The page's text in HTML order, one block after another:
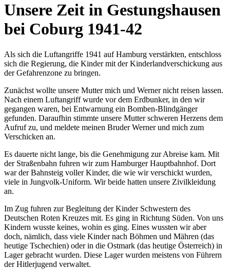
Unsere Zeit in Gestungshausen
bei Coburg 1941-42
Als sich die Luftangriffe 1941 auf Hamburg verstärkten, entschloss
sich die Regierung, die Kinder mit der Kinderlandverschickung aus
der Gefahrenzone zu bringen.
Zunächst wollte unsere Mutter mich und Werner nicht reisen lassen.
Nach einem Luftangriff wurde vor dem Erdbunker, in den wir
gegangen waren, bei Entwarnung ein Bomben-Blindgänger
gefunden. Daraufhin stimmte unsere Mutter schweren Herzens dem
Aufruf zu, und meldete meinen Bruder Werner und mich zum
Verschicken an.
Es dauerte nicht lange, bis die Genehmigung zur Abreise kam. Mit
der Straßenbahn fuhren wir zum Hamburger Hauptbahnhof. Dort
war der Bahnsteig voller Kinder, die wie wir verschickt wurden,
viele in Jungvolk-Uniform. Wir beide hatten unsere Zivilkleidung
an.
Im Zug fuhren zur Begleitung der Kinder Schwestern des
Deutschen Roten Kreuzes mit. Es ging in Richtung Süden. Von uns
Kindern wusste keines, wohin es ging. Eines wussten wir aber
doch, nämlich, dass viele Kinder nach Böhmen und Mähren (das
heutige Tschechien) oder in die Ostmark (das heutige Österreich) in
Lager gebracht wurden. Diese Lager wurden meistens von Führern
der Hitlerjugend verwaltet.